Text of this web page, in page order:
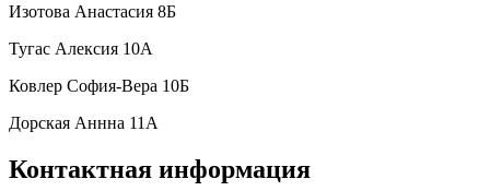
Изотова Анастасия 8Б
Тугас Алексия 10А
Ковлер София-Вера 10Б
Дорская Аннна 11А
Контактная информация